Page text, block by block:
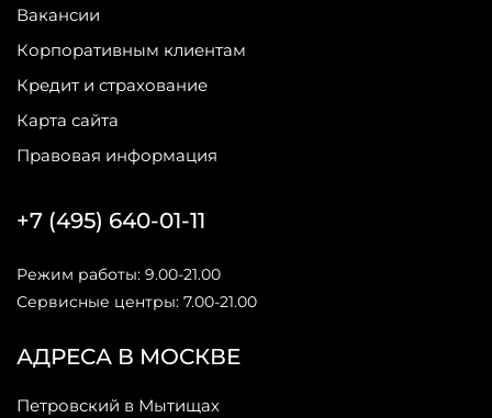
Вакансии
Корпоративным клиентам
Кредит и страхование
Карта сайта
Правовая информация
АДРЕСА В МОСКВЕ
Петровский в Мытищах
+7 (495) 640-01-11
Режим работы: 9.00-21.00
Сервисные центры: 7.00-21.00